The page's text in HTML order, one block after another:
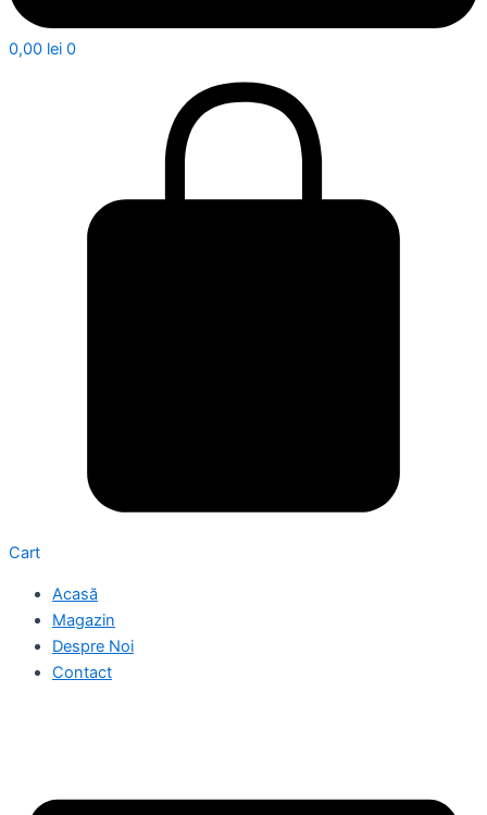
0,00 lei 0
Cart
Acasă
Magazin
Despre Noi
Contact